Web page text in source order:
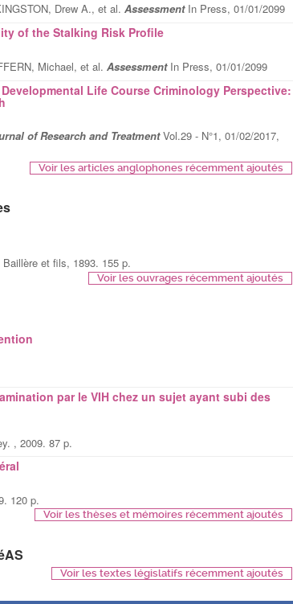
Drew A., et al. Assessment In Press, 01/01/2099
of the Stalking Risk Profile
Michael, et al. Assessment In Press, 01/01/2099
Life Course Criminology Perspective:
of Research and TreatmentVol.29 - N°1, 01/02/2017,
Voir les articles anglophones récemment ajoutés
et fils, 1893. 155 p.
Voir les ouvrages récemment ajoutés
par le VIH chez un sujet ayant subi des
, 2009. 87 p.
120 p.
Voir les thèses et mémoires récemment ajoutés
Voir les textes législatifs récemment ajoutés